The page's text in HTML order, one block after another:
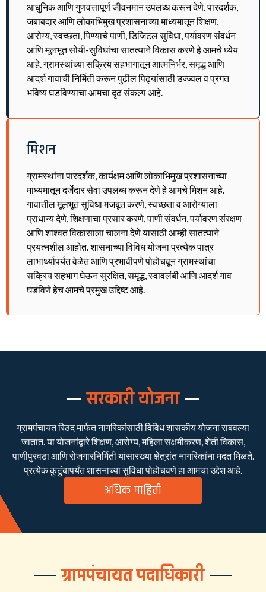
आधुनिक आणि गुणवत्तापूर्ण जीवनमान उपलब्ध करून देणे. पारदर्शक,
जबाबदार आणि लोकाभिमुख प्रशासनाच्या माध्यमातून शिक्षण,
आरोग्य, स्वच्छता, पिण्याचे पाणी, डिजिटल सुविधा, पर्यावरण संवर्धन
आणि मूलभूत सोयी-सुविधांचा सातत्याने विकास करणे हे आमचे ध्येय
आहे. ग्रामस्थांच्या सक्रिय सहभागातून आत्मनिर्भर, समृद्ध आणि
आदर्श गावाची निर्मिती करून पुढील पिढ्यांसाठी उज्ज्वल व प्रगत
भविष्य घडविण्याचा आमचा दृढ संकल्प आहे.
मिशन
ग्रामस्थांना पारदर्शक, कार्यक्षम आणि लोकाभिमुख प्रशासनाच्या
माध्यमातून दर्जेदार सेवा उपलब्ध करून देणे हे आमचे मिशन आहे.
गावातील मूलभूत सुविधा मजबूत करणे, स्वच्छता व आरोग्याला
प्राधान्य देणे, शिक्षणाचा प्रसार करणे, पाणी संवर्धन, पर्यावरण संरक्षण
आणि शाश्वत विकासाला चालना देणे यासाठी आम्ही सातत्याने
प्रयत्नशील आहोत. शासनाच्या विविध योजना प्रत्येक पात्र
लाभार्थ्यापर्यंत वेळेत आणि प्रभावीपणे पोहोचवून ग्रामस्थांचा
सक्रिय सहभाग घेऊन सुरक्षित, समृद्ध, स्वावलंबी आणि आदर्श गाव
घडविणे हेच आमचे प्रमुख उद्दिष्ट आहे.
सरकारी योजना
ग्रामपंचायत रिठद मार्फत नागरिकांसाठी विविध शासकीय योजना राबवल्या
जातात. या योजनांद्वारे शिक्षण, आरोग्य, महिला सक्षमीकरण, शेती विकास,
पाणीपुरवठा आणि रोजगारनिर्मिती यांसारख्या क्षेत्रांत नागरिकांना मदत मिळते.
प्रत्येक कुटुंबापर्यंत शासनाच्या सुविधा पोहोचवणे हा आमचा उद्देश आहे.
अधिक माहिती
ग्रामपंचायत पदाधिकारी